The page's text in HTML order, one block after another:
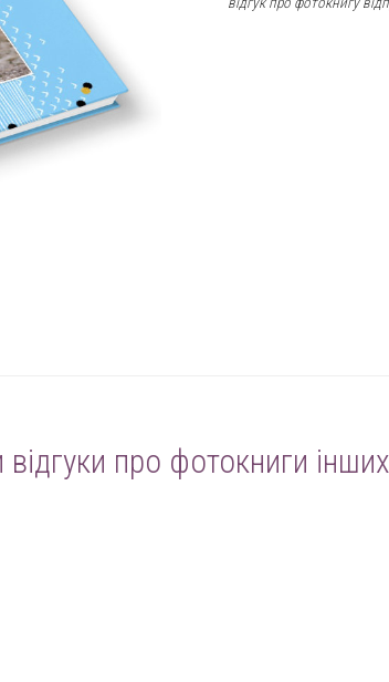
відгуки про фотокниги